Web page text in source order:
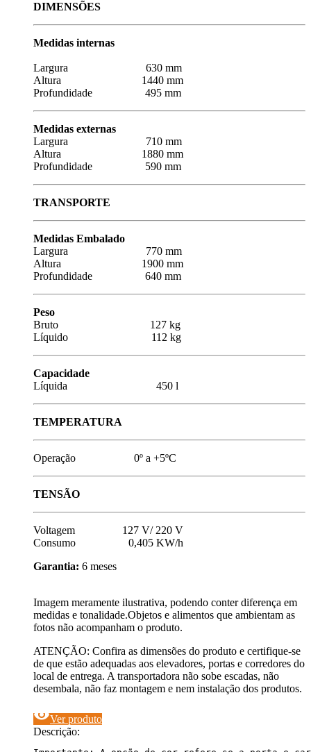
DIMENSÕES
Medidas internas
Largura 630 mm
Altura 1440 mm
Profundidade 495 mm
Medidas externas
Largura 710 mm
Altura 1880 mm
Profundidade 590 mm
TRANSPORTE
Medidas Embalado
Largura 770 mm
Altura 1900 mm
Profundidade 640 mm
Peso
Bruto 127 kg
Líquido 112 kg
Capacidade
Líquida 450 l
TEMPERATURA
Operação 0º a +5ºC
TENSÃO
Voltagem 127 V/ 220 V
Consumo 0,405 KW/h
Garantia: 6 meses
Imagem meramente ilustrativa, podendo conter diferença em
medidas e tonalidade.Objetos e alimentos que ambientam as
fotos não acompanham o produto.
ATENÇÃO: Confira as dimensões do produto e certifique-se
de que estão adequadas aos elevadores, portas e corredores do
local de entrega. A transportadora não sobe escadas, não
desembala, não faz montagem e nem instalação dos produtos.
visibilityVer produto
Descrição: